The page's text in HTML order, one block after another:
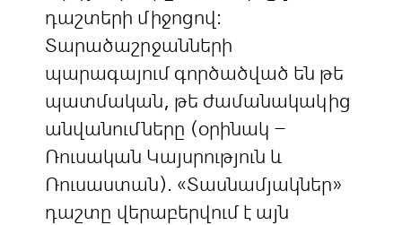
դաշտերի միջոցով:
Տարածաշրջանների
պարագայում գործածված են թե
պատմական, թե ժամանակակից
անվանումները (օրինակ –
Ռուսական Կայսրություն և
Ռուսաստան). «Տասնամյակներ»
դաշտը վերաբերվում է այն